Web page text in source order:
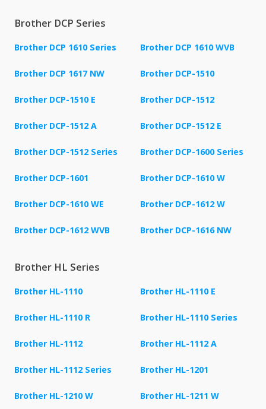
Brother DCP Series
Brother DCP 1610 Series Brother DCP 1610 WVB
Brother DCP 1617 NW Brother DCP-1510
Brother DCP-1510 E Brother DCP-1512
Brother DCP-1512 A Brother DCP-1512 E
Brother DCP-1512 Series Brother DCP-1600 Series
Brother DCP-1601 Brother DCP-1610 W
Brother DCP-1610 WE Brother DCP-1612 W
Brother DCP-1612 WVB Brother DCP-1616 NW
Brother HL Series
Brother HL-1110 Brother HL-1110 E
Brother HL-1110 R Brother HL-1110 Series
Brother HL-1112 Brother HL-1112 A
Brother HL-1112 Series Brother HL-1201
Brother HL-1210 W Brother HL-1211 W